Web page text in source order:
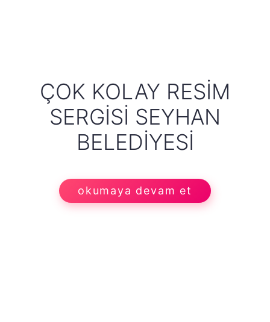
ÇOK KOLAY RESIM
SERGISI SEYHAN
BELEDIYESI
okumaya devam et